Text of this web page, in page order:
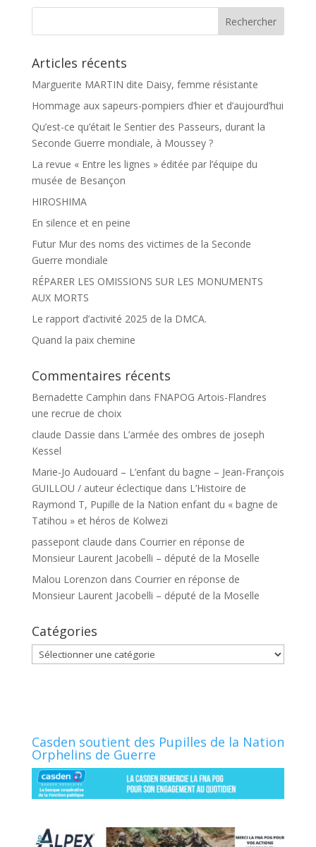
o e
Articles récents
Marguerite MARTIN dite Daisy, femme résistante
Hommage aux sapeurs-pompiers d’hier et d’aujourd’hui
Qu’est-ce qu’était le Sentier des Passeurs, durant la
Seconde Guerre mondiale, à Moussey ?
La revue « Entre les lignes » éditée par l’équipe du
musée de Besançon
HIROSHIMA
En silence et en peine
Futur Mur des noms des victimes de la Seconde
Guerre mondiale
RÉPARER LES OMISSIONS SUR LES MONUMENTS
AUX MORTS
Le rapport d’activité 2025 de la DMCA.
Quand la paix chemine
Commentaires récents
Bernadette Camphin dans FNAPOG Artois-Flandres
une recrue de choix
claude Dassie dans L’armée des ombres de joseph
Kessel
Marie-Jo Audouard – L’enfant du bagne – Jean-François
GUILLOU / auteur éclectique dans L’Histoire de
Raymond T, Pupille de la Nation enfant du « bagne de
Tatihou » et héros de Kolwezi
passepont claude dans Courrier en réponse de
Monsieur Laurent Jacobelli – député de la Moselle
Malou Lorenzon dans Courrier en réponse de
Monsieur Laurent Jacobelli – député de la Moselle
Catégories
Catégories
Casden soutient des Pupilles de la Nation
Orphelins de Guerre